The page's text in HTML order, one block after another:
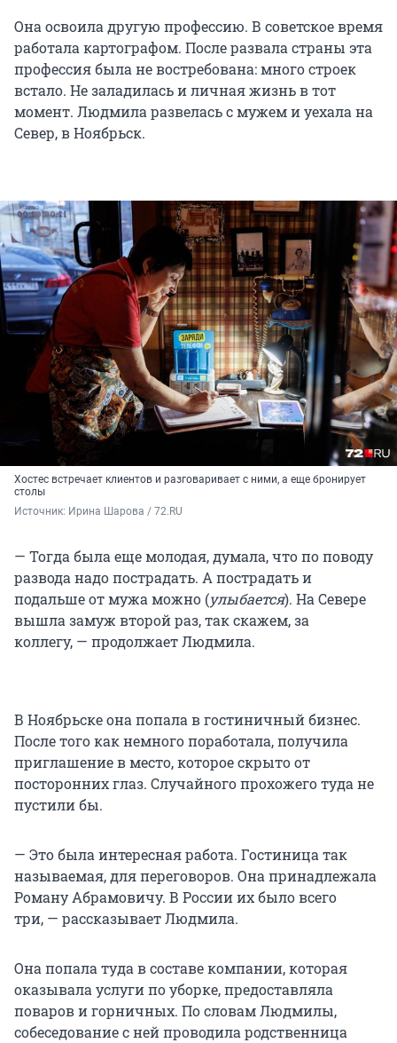
Она освоила другую профессию. В советское время
работала картографом. После развала страны эта
профессия была не востребована: много строек
встало. Не заладилась и личная жизнь в тот
момент. Людмила развелась с мужем и уехала на
Север, в Ноябрьск.
Хостес встречает клиентов и разговаривает с ними, а еще бронирует
столы
Источник: Ирина Шарова / 72.RU
— Тогда была еще молодая, думала, что по поводу
развода надо пострадать. А пострадать и
подальше от мужа можно (улыбается). На Севере
вышла замуж второй раз, так скажем, за
коллегу, — продолжает Людмила.
В Ноябрьске она попала в гостиничный бизнес.
После того как немного поработала, получила
приглашение в место, которое скрыто от
посторонних глаз. Случайного прохожего туда не
пустили бы.
— Это была интересная работа. Гостиница так
называемая, для переговоров. Она принадлежала
Роману Абрамовичу. В России их было всего
три, — рассказывает Людмила.
Она попала туда в составе компании, которая
оказывала услуги по уборке, предоставляла
поваров и горничных. По словам Людмилы,
собеседование с ней проводила родственница